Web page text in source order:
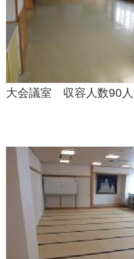
大会議室 収容人数90人